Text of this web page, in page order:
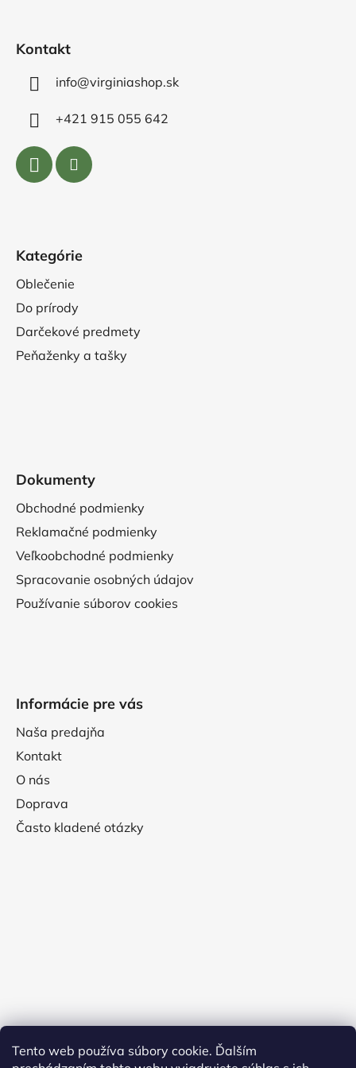
Tento web používa súbory cookie. Ďalším
Kontakt
info@virginiashop.sk
+421 915 055 642
Kategórie
Oblečenie
Do prírody
Darčekové predmety
Peňaženky a tašky
Dokumenty
Obchodné podmienky
Reklamačné podmienky
Veľkoobchodné podmienky
Spracovanie osobných údajov
Používanie súborov cookies
Informácie pre vás
Naša predajňa
Kontakt
O nás
Doprava
Často kladené otázky